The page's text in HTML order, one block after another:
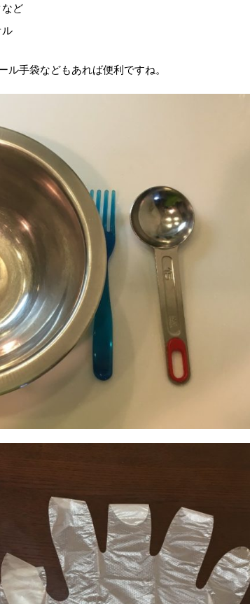
ど
ル手袋などもあれば便利ですね。